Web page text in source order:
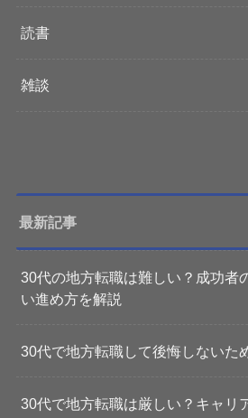
読書
雑談
最新記事
30代の地方転職は難しい？成功者
い進め方を解説
30代で地方転職して後悔しないた
30代で地方転職は厳しい？キャリ